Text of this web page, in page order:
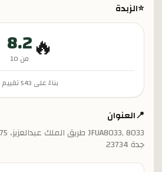
⭐الزبدة
🔥
8.2
من 10
بناءً على 543تقييم
📍العنوان
جدة 23734